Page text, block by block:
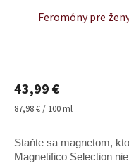
Feromóny pre
produktu
je
5,0
5
hviezdičiek.
43,99 €
Jednotková
87,98 € / 100 ml
Staňte sa magnetom,
Magnetifico Selection